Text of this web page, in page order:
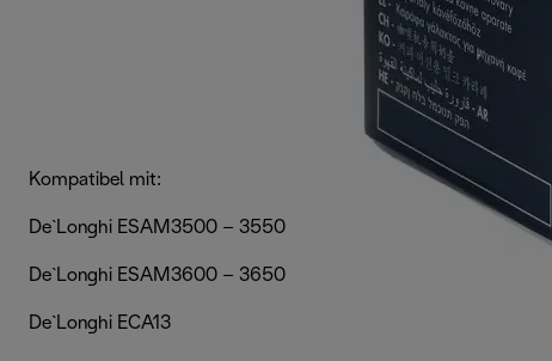
Kompatibel mit:
De`Longhi ESAM3500 – 3550
De`Longhi ESAM3600 – 3650
De`Longhi ECA13